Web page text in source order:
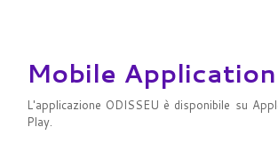
Mobile Application
L'applicazione ODISSEU è disponibile su
Play.